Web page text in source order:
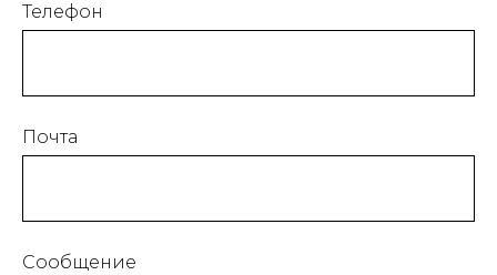
Телефон
Почта
Сообщение